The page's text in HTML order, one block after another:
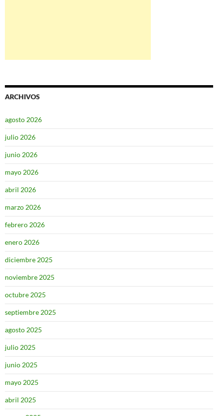
ARCHIVOS
agosto 2026
julio 2026
junio 2026
mayo 2026
abril 2026
marzo 2026
febrero 2026
enero 2026
diciembre 2025
noviembre 2025
octubre 2025
septiembre 2025
agosto 2025
julio 2025
junio 2025
mayo 2025
abril 2025